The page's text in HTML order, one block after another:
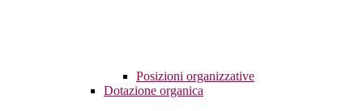
Posizioni organizzative
Dotazione organica